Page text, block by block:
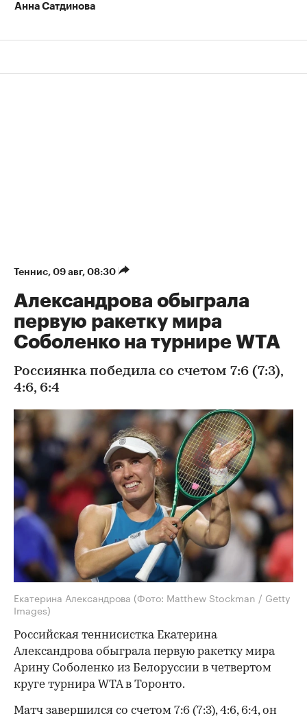
Анна Сатдинова
Теннис⁠, 09 авг, 08:30
Александрова обыграла
первую ракетку мира
Соболенко на турнире WTA
Россиянка победила со счетом 7:6 (7:3),
4:6, 6:4
Екатерина Александрова (Фото: Matthew Stockman / Getty
Images)
Российская теннисистка Екатерина
Александрова обыграла первую ракетку мира
Арину Соболенко из Белоруссии в четвертом
круге турнира WTA в Торонто.
Матч завершился со счетом 7:6 (7:3), 4:6, 6:4, он